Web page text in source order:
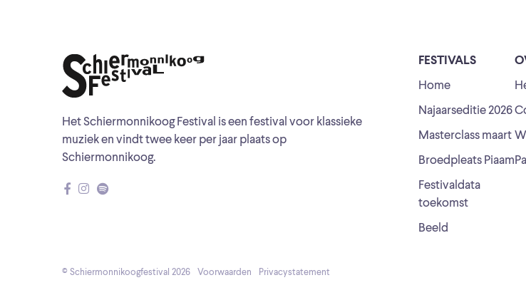
Het Schiermonnikoog Festival is een festival voor klassieke
muziek en vindt twee keer per jaar plaats op
Schiermonnikoog.
FESTIVALS
Home
Najaarseditie 2026
Masterclass maart
Broedpleats Piaam
Festivaldata
toekomst
Beeld
© Schiermonnikoogfestival 2026 Voorwaarden Privacystatement